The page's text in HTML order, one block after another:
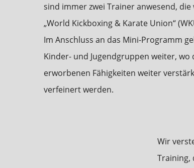
sind immer zwei Trainer anwesend, die
„World Kickboxing & Karate Union“
Im Anschluss an das Mini-Programm
Kinder- und Jugendgruppen weiter, wo
erworbenen Fähigkeiten weiter
verfeinert werden.
Wir
Training,